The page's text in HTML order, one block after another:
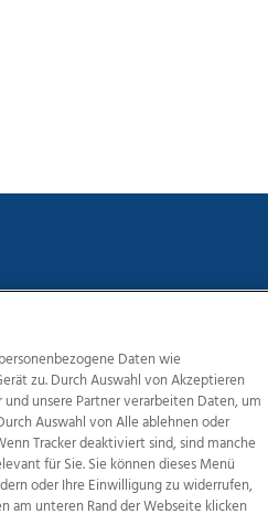
Weitere Angebote des
Life Radio
Regionaljobs
Daten wie
zu. Durch Auswahl von Akzeptieren
unsere Partner verarbeiten Daten, um
Auswahl von Alle ablehnen oder
Tracker deaktiviert sind, sind manche
für Sie. Sie können dieses Menü
oder Ihre Einwilligung zu widerrufen,
am unteren Rand der Webseite klicken